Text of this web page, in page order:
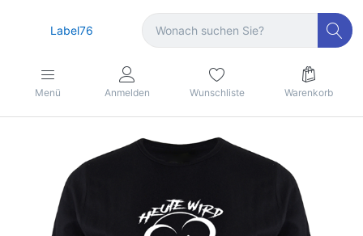
Label76
Menü Anmelden Wunschliste Warenkorb